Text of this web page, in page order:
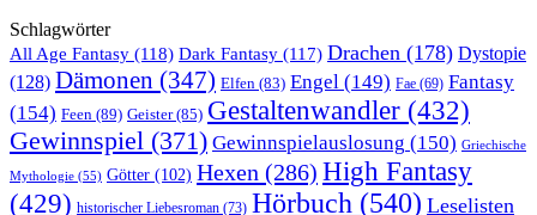
Schlagwörter
All Age Fantasy (118) Dark Fantasy (117) Drachen (178) Dystopie
(128) Dämonen (347) Elfen (83) Engel (149) Fae (69) Fantasy
(154) Feen (89) Geister(85) Gestaltenwandler (432)
Gewinnspiel (371) Gewinnspielauslosung (150) Griechische
Mythologie (55) Götter (102) Hexen (286) High Fantasy
(429) historischer Liebesroman (73) Hörbuch (540) Leselisten